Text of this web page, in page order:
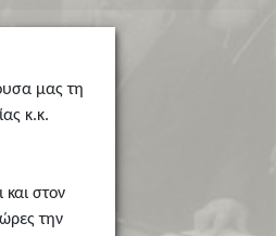
μας τη
κ.κ.
στον
την